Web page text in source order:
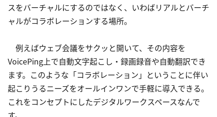
スをバーチャルにするのではなく、いわばリアルとバーチ
ャルがコラボレーションする場所。
例えばウェブ会議をサクッと開いて、その内容を
VoicePing上で自動文字起こし・録画録音や自動翻訳でき
ます。このような「コラボレーション」ということに伴い
起こりうるニーズをオールインワンで手軽に導入できる。
これをコンセプトにしたデジタルワークスペースなんで